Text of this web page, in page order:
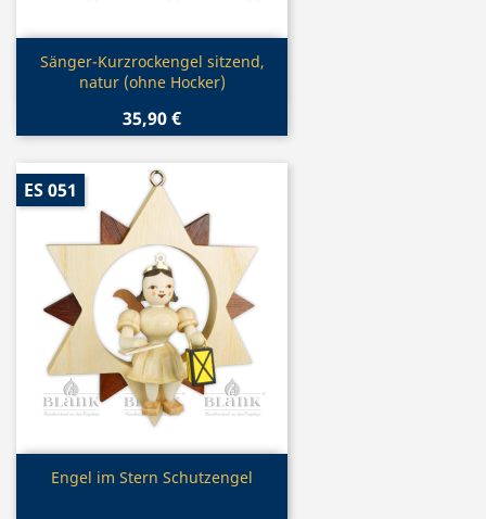
Vorschau
Sänger-Kurzrockengel sitzend,
natur (ohne Hocker)
35,90 €
Vorschau
Engel im Stern Schutzengel
ES 051